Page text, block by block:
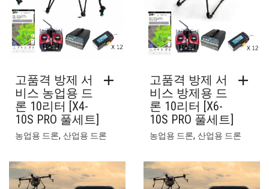
고품격 방제 서
비스 농업용 드
론 10리터 [X4-
10S PRO 풀세트]
농업용 드론, 산업용 드론
고품격 방제 서
비스 방제용 드
론 10리터 [X6-
10S PRO 풀세트]
농업용 드론, 산업용 드론